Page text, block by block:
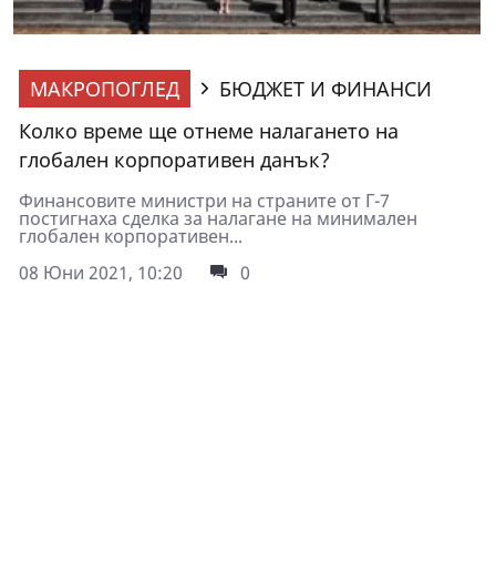
МАКРОПОГЛЕД
БЮДЖЕТ И ФИНАНСИ
Колко време ще отнеме налагането на
глобален корпоративен данък?
Финансовите министри на страните от Г-7
постигнаха сделка за налагане на минимален
глобален корпоративен...
08 Юни 2021, 10:20
0